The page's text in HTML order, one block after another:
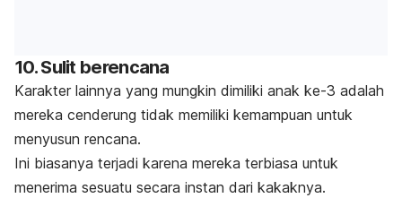
10. Sulit berencana
Karakter lainnya yang mungkin dimiliki anak ke-3 adalah
mereka cenderung tidak memiliki kemampuan untuk
menyusun rencana.
Ini biasanya terjadi karena mereka terbiasa untuk
menerima sesuatu secara instan dari kakaknya.